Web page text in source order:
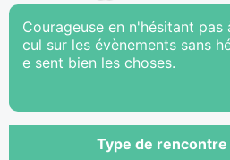
Courageuse en n'hésitant pas
cul sur les évènements sans
e sent bien les choses.
Type de